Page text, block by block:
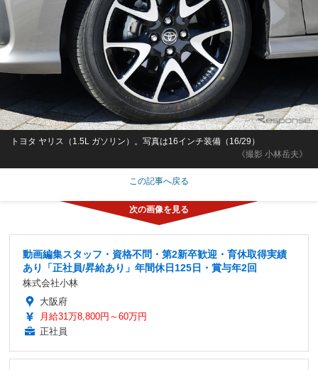
《撮影 小林岳夫》
トヨタ ヤリス（1.5L ガソリン）。写真は16インチ装備（16/29）
この記事へ戻る
動画編集スタッフ・資格不問・第2新卒歓迎・育休取得実績
あり「正社員/昇給あり」年間休日125日・賞与年2回
株式会社小林
大阪府
月給31万8,800円～60万円
正社員